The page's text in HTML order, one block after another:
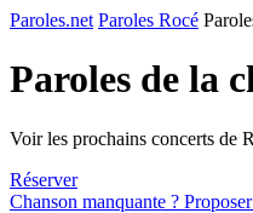
Paroles.net Paroles Rocé
Paroles de la
Voir les prochains concerts de
Réserver
Chanson manquante ?